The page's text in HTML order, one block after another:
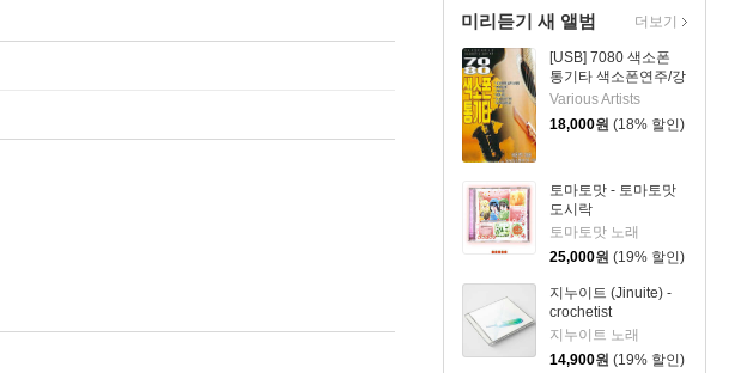
미리듣기 새 앨범
[USB] 7080 색소폰
통기타 색소폰연주/강
승용
Various Artists
18,000원 (18% 할인)
토마토맛 - 토마토맛
도시락
토마토맛 노래
25,000원 (19% 할인)
지누이트 (Jinuite) -
crochetist
지누이트 노래
14,900원 (19% 할인)
더보기